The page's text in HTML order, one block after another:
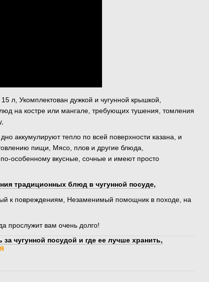
л, Укомплектован дужкой и чугунной крышкой,
на костре или мангале, требующих тушения, томления
аккумулируют тепло по всей поверхности казана, и
пищи, Мясо, плов и другие блюда,
по-особенному вкусные, сочные и имеют просто
традиционных блюд в чугунной посуде,
к повреждениям, Незаменимый помощник в походе, на
прослужит вам очень долго!
за чугунной посудой и где ее лучше хранить,